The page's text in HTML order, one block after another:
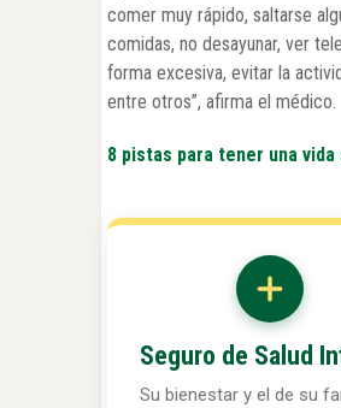
comer muy rápido, saltarse
comidas, no desayunar, ver
forma excesiva, evitar la
entre otros”, afirma el médico.
8 pistas para tener una vida
Seguro de Salud
Su bienestar y el de su